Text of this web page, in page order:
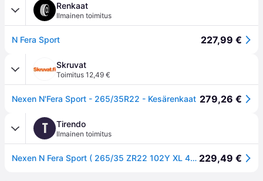
Renkaat
Ilmainen toimitus
N Fera Sport 227,99 €
Skruvat
Toimitus 12,49 €
Nexen N'Fera Sport - 265/35R22 - Kesärenkaat 279,26 €
T Tirendo
Ilmainen toimitus
Nexen N Fera Sport ( 265/35 ZR22 102Y XL 4PR RPB ) 229,49 €